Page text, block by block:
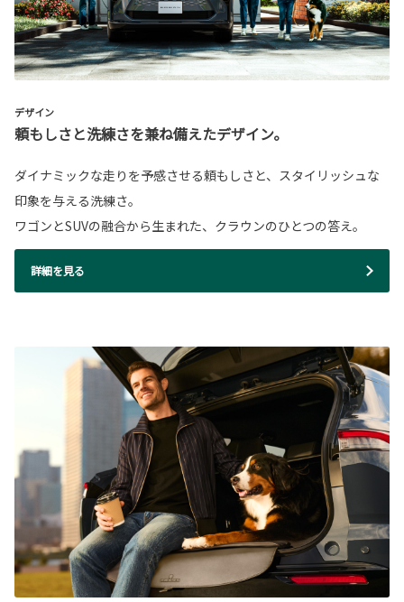
デザイン
頼もしさと洗練さを兼ね備えたデザイン。
ダイナミックな走りを予感させる頼もしさと、スタイリッシュな
印象を与える洗練さ。
ワゴンとSUVの融合から生まれた、クラウンのひとつの答え。
詳細を見る